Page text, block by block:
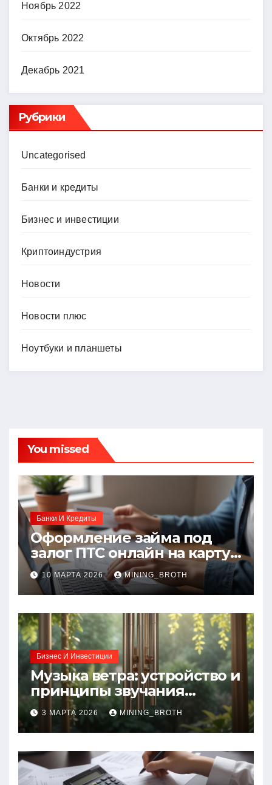
Ноябрь 2022
Октябрь 2022
Декабрь 2021
Рубрики
Uncategorised
Банки и кредиты
Бизнес и инвестиции
Криптоиндустрия
Новости
Новости плюс
Ноутбуки и планшеты
You missed
Банки И Кредиты
Оформление займа под
залог ПТС онлайн на карту
без визита в офис: порядок,
требования и документы
10 МАРТА 2026 MINING_BROTH
Бизнес И Инвестиции
Музыка ветра: устройство и
принципы звучания
колокольчиков
3 МАРТА 2026 MINING_BROTH